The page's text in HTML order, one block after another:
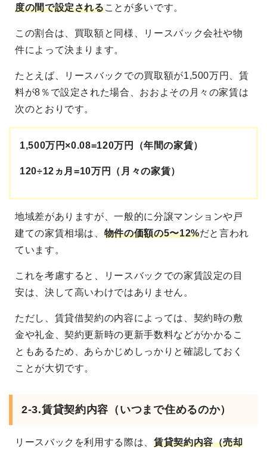
度の間で設定されることが多いです。
この割合は、買取額と同様、リースバック会社や物
件によって決まります。
たとえば、リースバックでの買取額が1,500万円、賃
料が8％で設定された場合、おおよその月々の家賃は
次のとおりです。
1,500万円×0.08=120万円（年間の家賃）
120÷12ヵ月=10万円（月々の家賃）
地域差がありますが、一般的に分譲マンションや戸
建ての家賃相場は、 物件の価額の5〜12%だと言われ
ています。
これを考慮すると、リースバックでの家賃設定の目
安は、決して高いわけではありません。
ただし、賃貸借契約の内容によっては、契約時の敷
金や礼金、契約更新時の更新手数料などがかかるこ
ともあるため、あらかじめしっかりと確認しておく
ことが大切です。
2-3.賃貸契約内容（いつまで住めるのか）
リースバックを利用する際は、 賃貸契約内容（売却